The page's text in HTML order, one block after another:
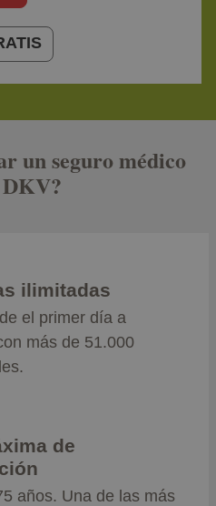
un seguro médico
ilimitadas
el primer día a
más de 51.000
de
años. Una de las más